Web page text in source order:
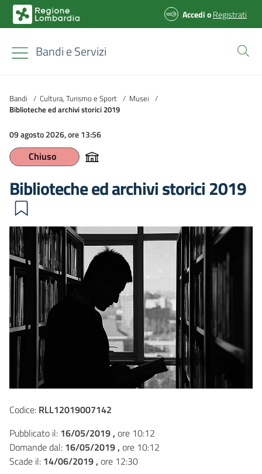
AccedioRegistrati
Bandi e Servizi
Bandi / Cultura, Turismo e Sport / Musei /
Biblioteche ed archivi storici 2019
09 agosto 2026, ore 13:56
Chiuso
Biblioteche ed archivi storici 2019
Codice: RLL12019007142
Pubblicato il: 16/05/2019 , ore 10:12
Domande dal: 16/05/2019 , ore 10:12
Scade il: 14/06/2019 , ore 12:30